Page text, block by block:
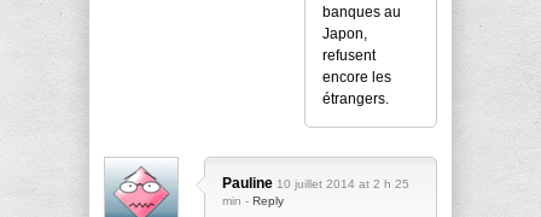
banques au
Japon,
refusent
encore les
étrangers.
Pauline 10 juillet 2014 at 2 h 25
min - Reply